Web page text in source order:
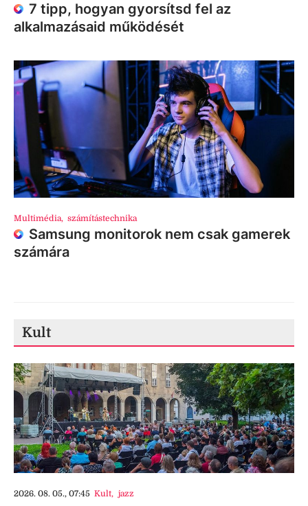
7 tipp, hogyan gyorsítsd fel az
alkalmazásaid működését
Multimédia, számítástechnika
Samsung monitorok nem csak gamerek
számára
Kult
2026. 08. 05., 07:45 Kult, jazz